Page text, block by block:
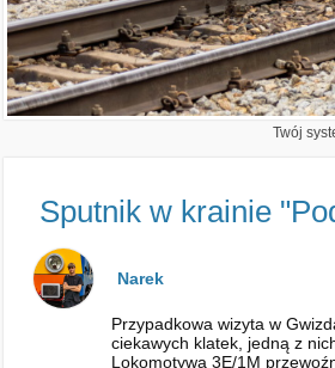
Twój
Sputnik w krainie
Narek
Przypadkowa wizyta w
ciekawych klatek, jedną z
Lokomotywa 3E/1M